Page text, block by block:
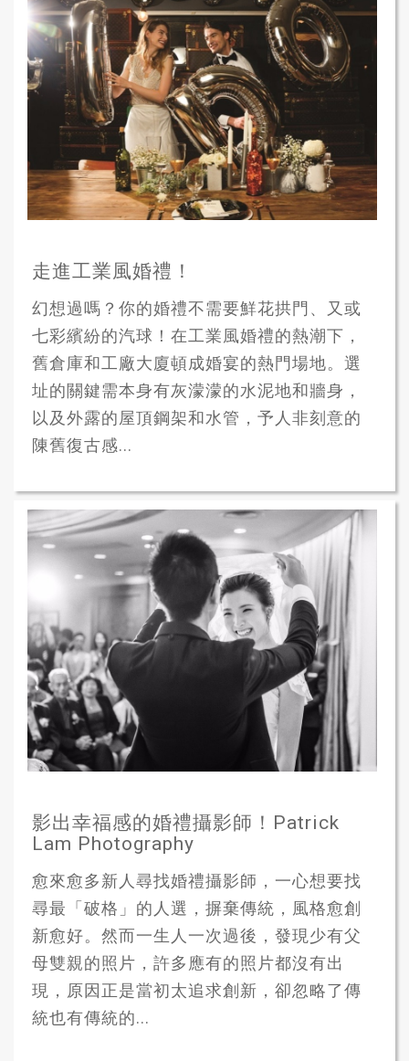
走進工業風婚禮！
幻想過嗎？你的婚禮不需要鮮花拱門、又或
七彩繽紛的汽球！在工業風婚禮的熱潮下，
舊倉庫和工廠大廈頓成婚宴的熱門場地。選
址的關鍵需本身有灰濛濛的水泥地和牆身，
以及外露的屋頂鋼架和水管，予人非刻意的
陳舊復古感...
影出幸福感的婚禮攝影師！Patrick
Lam Photography
愈來愈多新人尋找婚禮攝影師，一心想要找
尋最「破格」的人選，摒棄傳統，風格愈創
新愈好。然而一生人一次過後，發現少有父
母雙親的照片，許多應有的照片都沒有出
現，原因正是當初太追求創新，卻忽略了傳
統也有傳統的...